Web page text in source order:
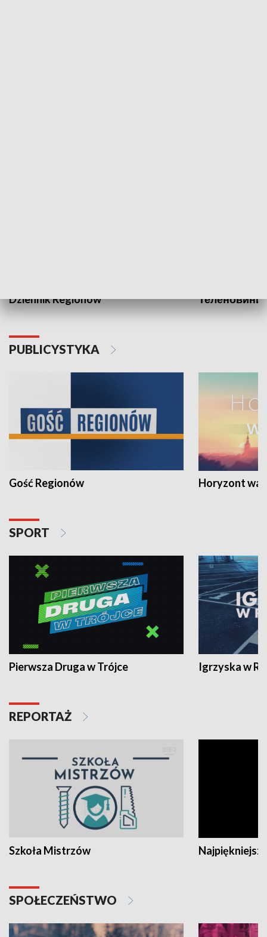
Dziennik Regionów Теленовини
PUBLICYSTYKA
Gość Regionów Horyzont
SPORT
Pierwsza Druga w Trójce Igrzyska w
REPORTAŻ
Szkoła Mistrzów
SPOŁECZEŃSTWO